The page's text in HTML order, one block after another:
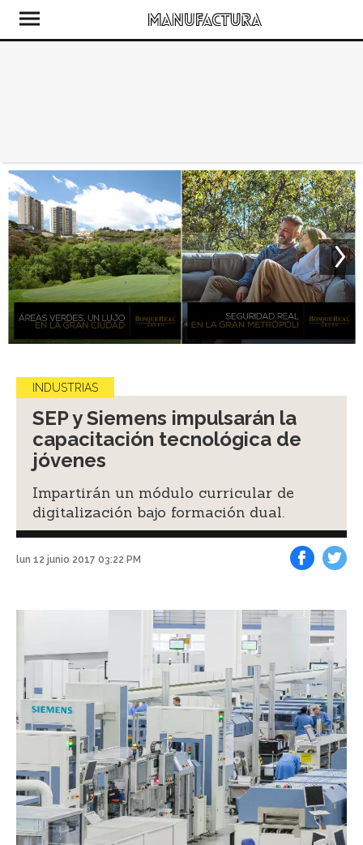
INDUSTRIAS
SEP y Siemens impulsarán la
capacitación tecnológica de
jóvenes
Impartirán un módulo curricular de
digitalización bajo formación dual.
lun 12 junio 2017 03:22 PM